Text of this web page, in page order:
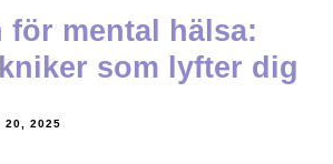
för mental hälsa:
som lyfter dig
20, 2025